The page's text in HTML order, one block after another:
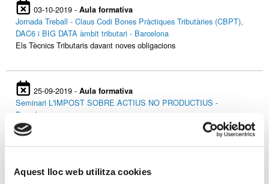
Aquest lloc web utilitza cookies
03-10-2019 - Aula formativa
Jornada Treball - Claus Codi Bones Pràctiques Tributàries (CBPT),
DAC6 i BIG DATA àmbit tributari - Barcelona
Els Tècnics Tributaris davant noves obligacions
25-09-2019 - Aula formativa
Seminari L'IMPOST SOBRE ACTIUS NO PRODUCTIUS -
Barcelona
Seminari ANÀLISI MODIF. LLEI PREV. BLANQUEIG CAPITALS.